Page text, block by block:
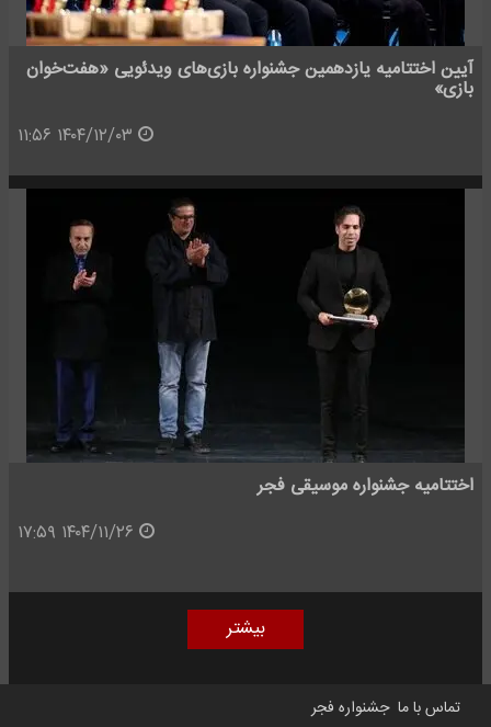
آیین اختتامیه یازدهمین جشنواره بازی‌های ویدئویی «هفت‌خوان
بازی»
اختتامیه جشنواره موسیقی فجر
بیشتر
تماس با ما جشنواره فجر